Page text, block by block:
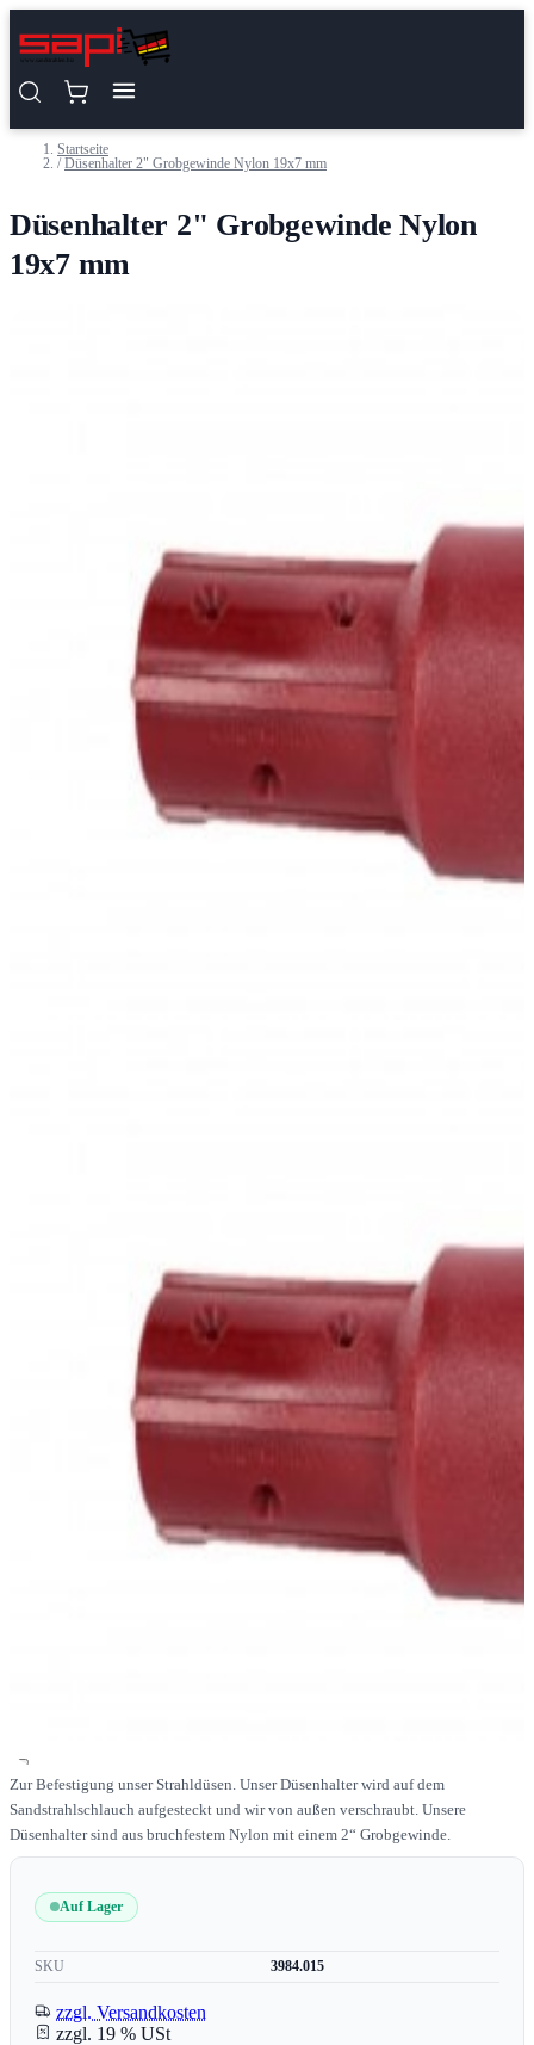
Startseite
/ Düsenhalter 2" Grobgewinde Nylon 19x7 mm
Düsenhalter 2" Grobgewinde Nylon
19x7 mm
Zur Befestigung unser Strahldüsen. Unser Düsenhalter wird auf dem
Sandstrahlschlauch aufgesteckt und wir von außen verschraubt. Unsere
Düsenhalter sind aus bruchfestem Nylon mit einem 2“ Grobgewinde.
Auf Lager
SKU 3984.015
zzgl. Versandkosten
zzgl. 19 % USt